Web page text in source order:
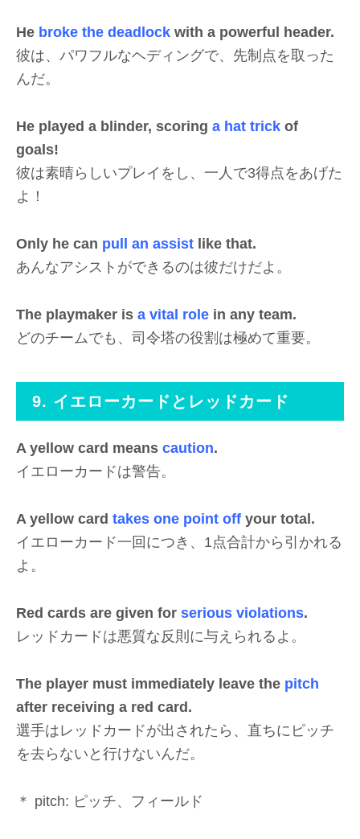
He broke the deadlock with a powerful header.
彼は、パワフルなヘディングで、先制点を取った
んだ。
He played a blinder, scoring a hat trick of
goals!
彼は素晴らしいプレイをし、一人で3得点をあげた
よ！
Only he can pull an assist like that.
あんなアシストができるのは彼だけだよ。
The playmaker is a vital role in any team.
どのチームでも、司令塔の役割は極めて重要。
9. イエローカードとレッドカード
A yellow card means caution.
イエローカードは警告。
A yellow card takes one point off your total.
イエローカード一回につき、1点合計から引かれる
よ。
Red cards are given for serious violations.
レッドカードは悪質な反則に与えられるよ。
The player must immediately leave the pitch
after receiving a red card.
選手はレッドカードが出されたら、直ちにピッチ
を去らないと行けないんだ。
＊ pitch: ピッチ、フィールド